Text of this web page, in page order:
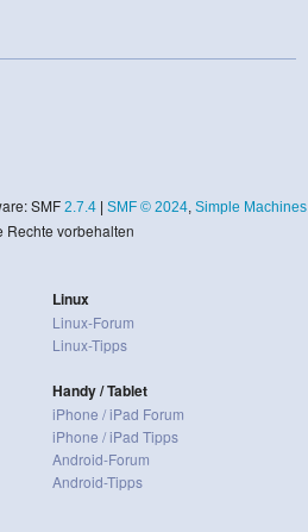
SMF 2.7.4| SMF © 2024, Simple Machines
vorbehalten
Linux
Linux-Forum
Linux-Tipps
Handy / Tablet
iPhone / iPad Forum
iPhone / iPad Tipps
Android-Forum
Android-Tipps